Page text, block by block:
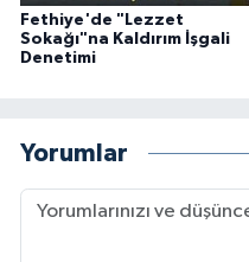
Fethiye'de "Lezzet
Sokağı"na Kaldırım İşgali
Denetimi
Yorumlar